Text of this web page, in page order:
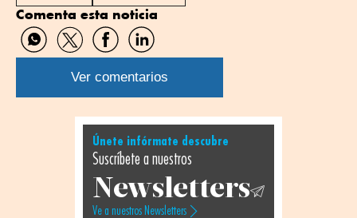
Comenta esta noticia
Compartir
por
WhatsApp
Compartir
por
Twitter
Compartir
por
Facebook
Compartir
por
Linkedin
Ver comentarios
Únete infórmate descubre
Suscríbete a nuestros
Newsletters
Ve a nuestros Newsletters